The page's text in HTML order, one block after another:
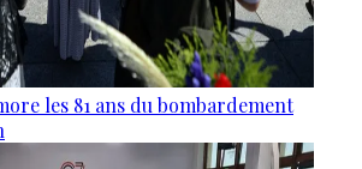
les 81 ans du bombardement